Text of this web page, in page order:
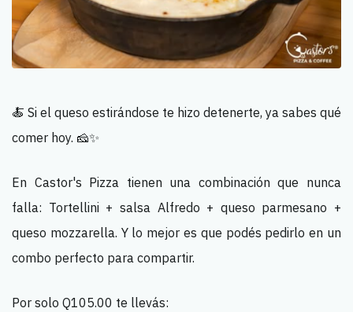
🍝 Si el queso estirándose te hizo detenerte, ya sabes qué
comer hoy. 🧀✨
En Castor's Pizza tienen una combinación que nunca
falla: Tortellini + salsa Alfredo + queso parmesano +
queso mozzarella. Y lo mejor es que podés pedirlo en un
combo perfecto para compartir.
Por solo Q105.00 te llevás: